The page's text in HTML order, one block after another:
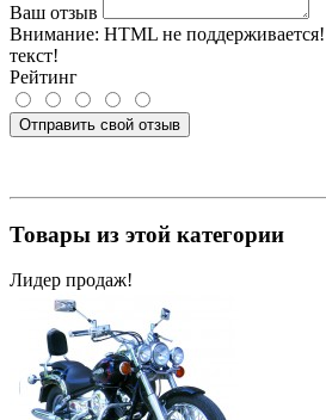
Ваш отзыв
Внимание: HTML не
текст!
Рейтинг
Отправить свой отзыв
Товары из этой категории
Лидер продаж!